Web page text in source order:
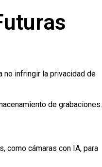
no infringir la privacidad de
de grabaciones.
como cámaras con IA, para